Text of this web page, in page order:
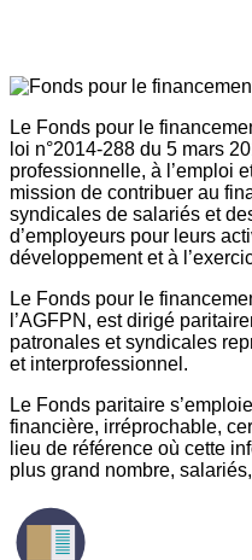
Le Fonds pour le
loi n°2014-288 du 5 mars
professionnelle, à l’emploi
mission de contribuer au
syndicales de salariés et
d’employeurs pour leurs
développement et à
Le Fonds pour le
l’AGFPN, est dirigé
patronales et syndicales
et interprofessionnel.
Le Fonds paritaire
financière, irréprochable,
lieu de référence où cette
plus grand nombre,